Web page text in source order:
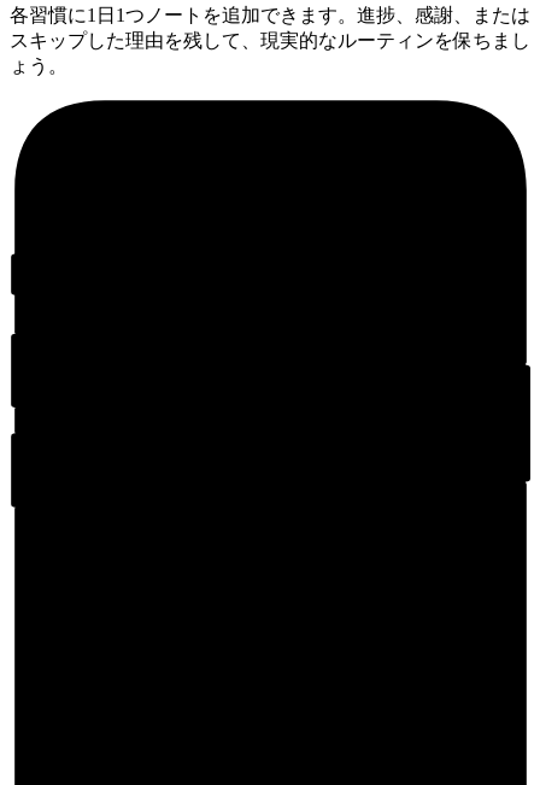
各習慣に1日1つノートを追加できます。進捗、感謝、または
スキップした理由を残して、現実的なルーティンを保ちまし
ょう。